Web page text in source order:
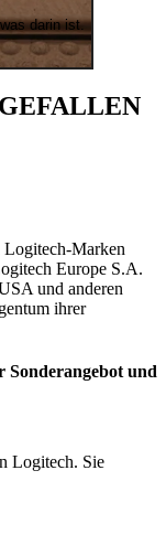
darin ist.
Logitech-Marken
Europe S.A.
und anderen
ihrer
Sonderangebot und
Logitech. Sie